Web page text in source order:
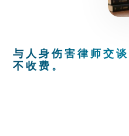
与人身伤害律师交
不收费。